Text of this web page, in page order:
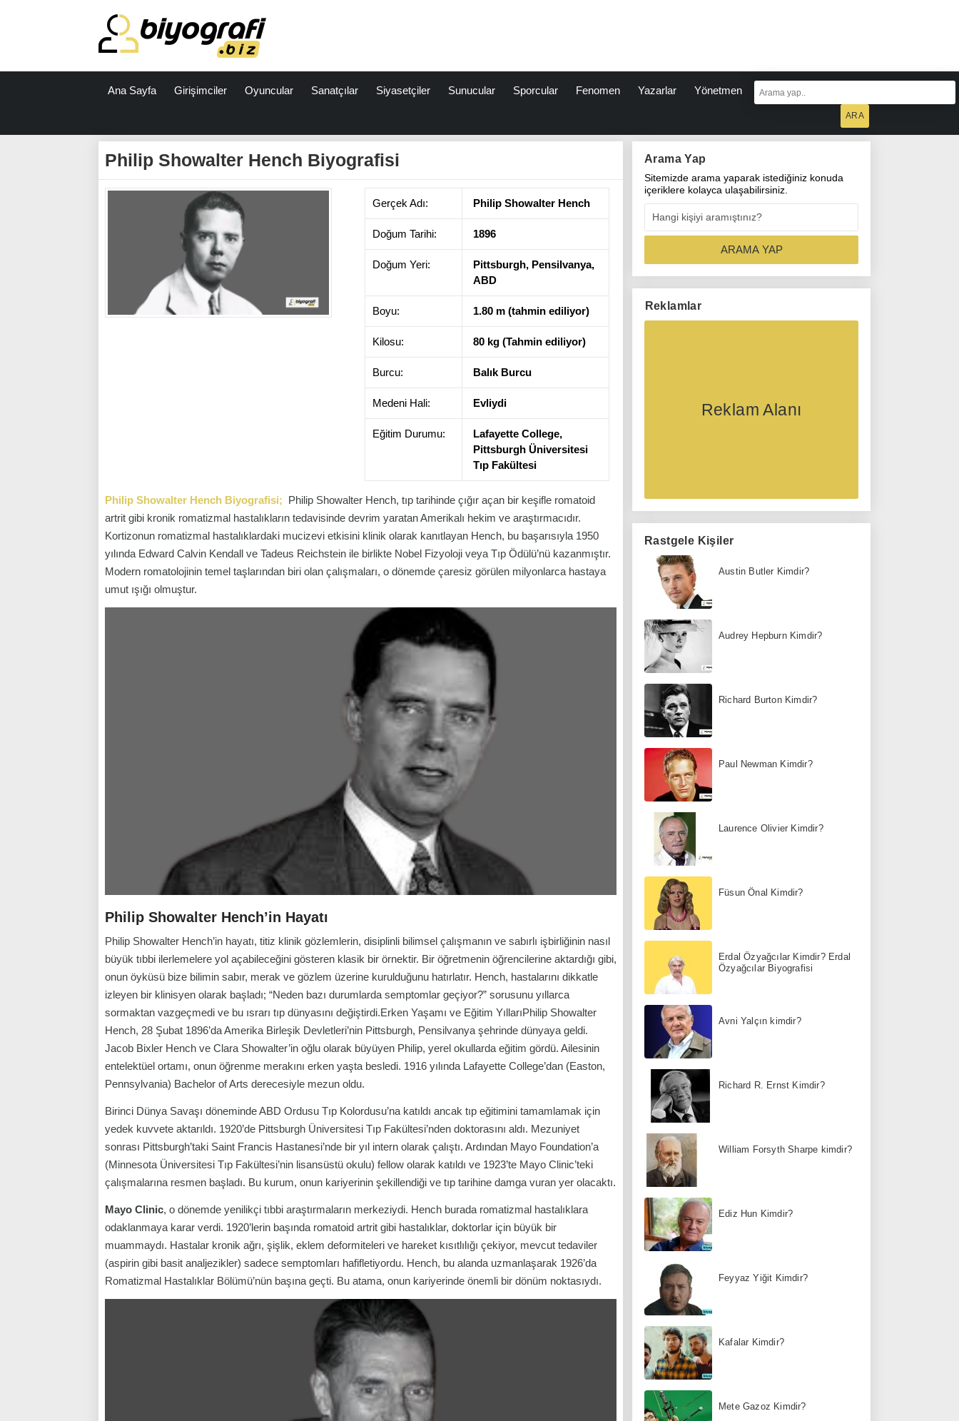
Ana Sayfa Girişimciler Oyuncular Sanatçılar Siyasetçiler Sunucular Sporcular Fenomen Yazarlar Yönetmen
Philip Showalter Hench Biyografisi
Gerçek Adı: Philip Showalter Hench
Doğum Tarihi: 1896
Doğum Yeri:
Pittsburgh, Pensilvanya,
ABD
Boyu: 1.80 m (tahmin ediliyor)
Kilosu: 80 kg (Tahmin ediliyor)
Burcu: Balık Burcu
Medeni Hali: Evliydi
Eğitim Durumu:
Lafayette College,
Pittsburgh Üniversitesi
Tıp Fakültesi
Philip Showalter Hench Biyografisi; Philip Showalter Hench, tıp tarihinde çığır açan bir keşifle romatoid
artrit gibi kronik romatizmal hastalıkların tedavisinde devrim yaratan Amerikalı hekim ve araştırmacıdır.
Kortizonun romatizmal hastalıklardaki mucizevi etkisini klinik olarak kanıtlayan Hench, bu başarısıyla 1950
yılında Edward Calvin Kendall ve Tadeus Reichstein ile birlikte Nobel Fizyoloji veya Tıp Ödülü’nü kazanmıştır.
Modern romatolojinin temel taşlarından biri olan çalışmaları, o dönemde çaresiz görülen milyonlarca hastaya
umut ışığı olmuştur.
Philip Showalter Hench’in Hayatı
Philip Showalter Hench’in hayatı, titiz klinik gözlemlerin, disiplinli bilimsel çalışmanın ve sabırlı işbirliğinin nasıl
büyük tıbbi ilerlemelere yol açabileceğini gösteren klasik bir örnektir. Bir öğretmenin öğrencilerine aktardığı gibi,
onun öyküsü bize bilimin sabır, merak ve gözlem üzerine kurulduğunu hatırlatır. Hench, hastalarını dikkatle
izleyen bir klinisyen olarak başladı; “Neden bazı durumlarda semptomlar geçiyor?” sorusunu yıllarca
sormaktan vazgeçmedi ve bu ısrarı tıp dünyasını değiştirdi.Erken Yaşamı ve Eğitim YıllarıPhilip Showalter
Hench, 28 Şubat 1896’da Amerika Birleşik Devletleri’nin Pittsburgh, Pensilvanya şehrinde dünyaya geldi.
Jacob Bixler Hench ve Clara Showalter’in oğlu olarak büyüyen Philip, yerel okullarda eğitim gördü. Ailesinin
entelektüel ortamı, onun öğrenme merakını erken yaşta besledi. 1916 yılında Lafayette College’dan (Easton,
Pennsylvania) Bachelor of Arts derecesiyle mezun oldu.
Birinci Dünya Savaşı döneminde ABD Ordusu Tıp Kolordusu’na katıldı ancak tıp eğitimini tamamlamak için
yedek kuvvete aktarıldı. 1920’de Pittsburgh Üniversitesi Tıp Fakültesi’nden doktorasını aldı. Mezuniyet
sonrası Pittsburgh’taki Saint Francis Hastanesi’nde bir yıl intern olarak çalıştı. Ardından Mayo Foundation’a
(Minnesota Üniversitesi Tıp Fakültesi’nin lisansüstü okulu) fellow olarak katıldı ve 1923’te Mayo Clinic’teki
çalışmalarına resmen başladı. Bu kurum, onun kariyerinin şekillendiği ve tıp tarihine damga vuran yer olacaktı.
Mayo Clinic, o dönemde yenilikçi tıbbi araştırmaların merkeziydi. Hench burada romatizmal hastalıklara
odaklanmaya karar verdi. 1920’lerin başında romatoid artrit gibi hastalıklar, doktorlar için büyük bir
muammaydı. Hastalar kronik ağrı, şişlik, eklem deformiteleri ve hareket kısıtlılığı çekiyor, mevcut tedaviler
(aspirin gibi basit analjezikler) sadece semptomları hafifletiyordu. Hench, bu alanda uzmanlaşarak 1926’da
Romatizmal Hastalıklar Bölümü’nün başına geçti. Bu atama, onun kariyerinde önemli bir dönüm noktasıydı.
Arama Yap
Sitemizde arama yaparak istediğiniz konuda
içeriklere kolayca ulaşabilirsiniz.
Reklamlar
Reklam Alanı
Rastgele Kişiler
Austin Butler Kimdir?
Audrey Hepburn Kimdir?
Richard Burton Kimdir?
Paul Newman Kimdir?
Laurence Olivier Kimdir?
Füsun Önal Kimdir?
Erdal Özyağcılar Kimdir? Erdal
Özyağcılar Biyografisi
Avni Yalçın kimdir?
Richard R. Ernst Kimdir?
William Forsyth Sharpe kimdir?
Ediz Hun Kimdir?
Feyyaz Yiğit Kimdir?
Kafalar Kimdir?
Mete Gazoz Kimdir?